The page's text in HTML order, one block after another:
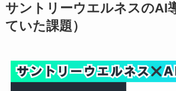
サントリーウエルネスのAI
ていた課題）